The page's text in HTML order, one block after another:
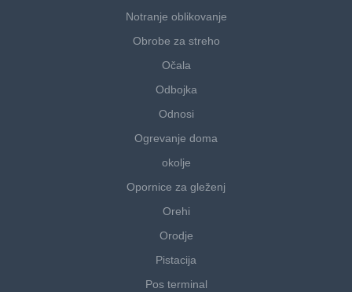
Notranje oblikovanje
Obrobe za streho
Očala
Odbojka
Odnosi
Ogrevanje doma
okolje
Opornice za gleženj
Orehi
Orodje
Pistacija
Pos terminal